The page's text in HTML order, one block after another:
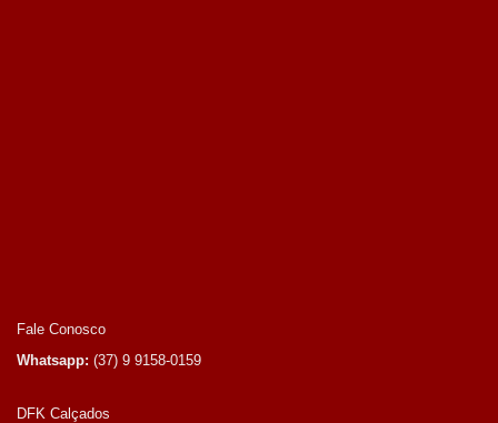
Fale Conosco
Whatsapp: (37) 9 9158-0159
DFK Calçados